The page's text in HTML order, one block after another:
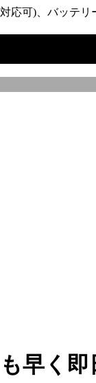
可)、バッテ
早く